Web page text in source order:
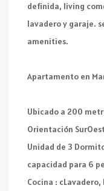
definida, living
lavadero y garaje.
amenities.
Apartamento en
Ubicado a 200
Orientación
Unidad de 3
capacidad para 6
Cocina :